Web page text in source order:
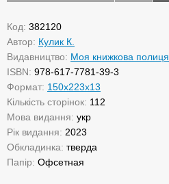
Код: 382120
Автор: Кулик К.
Видавництво: Моя книжкова полиця
ISBN: 978-617-7781-39-3
Формат: 150х223х13
Кількість сторінок: 112
Мова видання: укр
Рік видання: 2023
Обкладинка: тверда
Папір: Офсетная